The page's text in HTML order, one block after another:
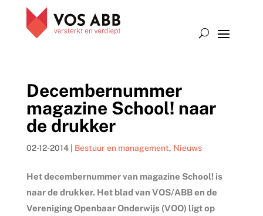
Decembernummer
magazine School! naar
de drukker
02-12-2014| Bestuur en management, Nieuws
Het decembernummer van magazine School! is
naar de drukker. Het blad van VOS/ABB en de
Vereniging Openbaar Onderwijs (VOO) ligt op